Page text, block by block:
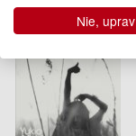
Nie, uprav